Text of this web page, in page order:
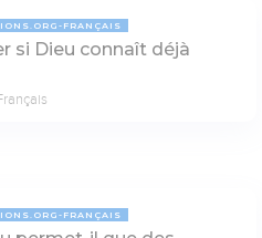
FRANÇAIS
si Dieu connaît déjà
FRANÇAIS